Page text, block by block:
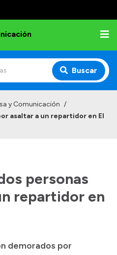
Buscar
y Comunicación /
asaltar a un repartidor en El
personas
repartidor en
demorados por